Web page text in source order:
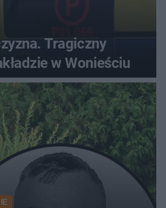
Tragiczny
w Wonieściu